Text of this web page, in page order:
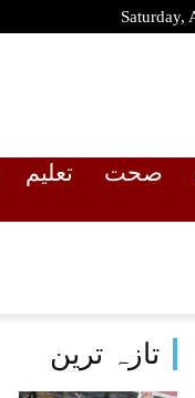
Saturday,
صحت تعلیم
تازہ ترین